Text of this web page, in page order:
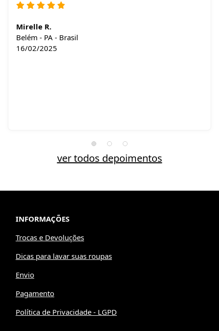
Mirelle R.
Belém - PA - Brasil
16/02/2025
ver todos depoimentos
INFORMAÇÕES
Trocas e Devoluções
Dicas para lavar suas roupas
Envio
Pagamento
Política de Privacidade - LGPD